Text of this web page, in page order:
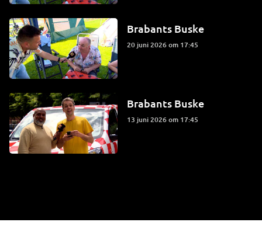
Brabants Buske
20 juni 2026 om 17:45
Brabants Buske
13 juni 2026 om 17:45